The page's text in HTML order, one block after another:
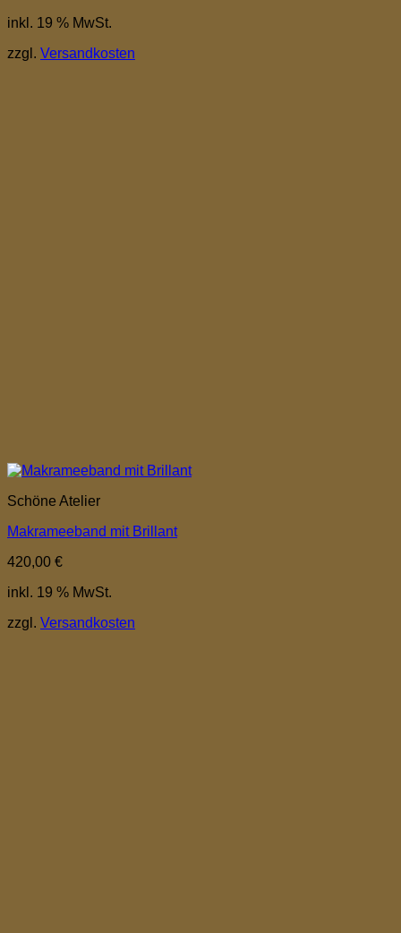
inkl. 19 % MwSt.
zzgl. Versandkosten
Schöne Atelier
Makrameeband mit Brillant
420,00 €
inkl. 19 % MwSt.
zzgl. Versandkosten